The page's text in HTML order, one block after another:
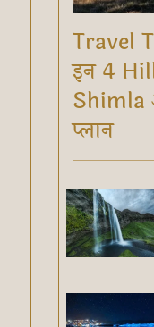
Travel
इन 4
Shimla
प्लान